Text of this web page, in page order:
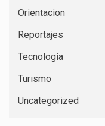
Orientacion
Reportajes
Tecnología
Turismo
Uncategorized